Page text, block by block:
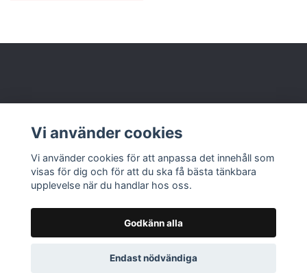
Läs mer
© 2026 Nolbox AB
Vi använder cookies
Vi använder cookies för att anpassa det innehåll som
visas för dig och för att du ska få bästa tänkbara
upplevelse när du handlar hos oss.
Godkänn alla
Endast nödvändiga